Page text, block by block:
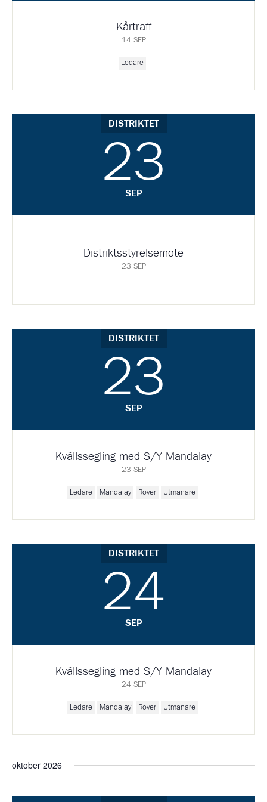
Kårträff
14 SEP
Ledare
DISTRIKTET
23
SEP
Distriktsstyrelsemöte
23 SEP
DISTRIKTET
23
SEP
Kvällssegling med S/Y Mandalay
23 SEP
Ledare Mandalay Rover Utmanare
DISTRIKTET
24
SEP
Kvällssegling med S/Y Mandalay
24 SEP
Ledare Mandalay Rover Utmanare
oktober 2026